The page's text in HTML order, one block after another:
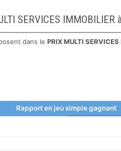
SERVICES IMMOBILIER
dans le PRIX MULTI
Rapport en jeu simple gagnant